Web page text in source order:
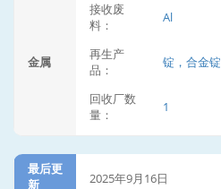
金属
接收废
料：
Al
再生产
品：
锭，合金锭
回收厂数
量：
1
最后更
新
2025年9月16日